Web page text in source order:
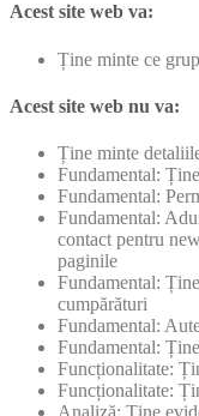
Acest site web va:
Ține minte ce
Acest site web nu va:
Ține minte
Fundamental:
Fundamental:
Fundamental:
contact pentru
paginile
Fundamental:
cumpărături
Fundamental:
Fundamental:
Funcționalitate:
Funcționalitate: